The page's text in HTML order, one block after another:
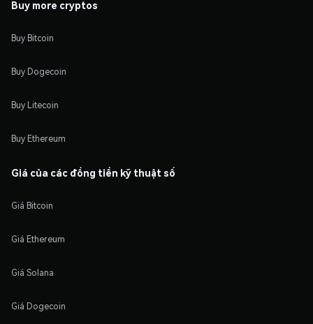
Buy more cryptos
Buy Bitcoin
Buy Dogecoin
Buy Litecoin
Buy Ethereum
Giá của các đồng tiền kỹ thuật số
Giá Bitcoin
Giá Ethereum
Giá Solana
Giá Dogecoin